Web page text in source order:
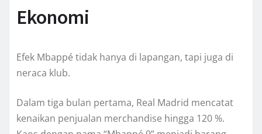
Ekonomi
Efek Mbappé tidak hanya di lapangan, tapi juga di
neraca klub.
Dalam tiga bulan pertama, Real Madrid mencatat
kenaikan penjualan merchandise hingga 120 %.